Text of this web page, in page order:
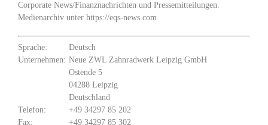
Corporate News/Finanznachrichten und Pressemitteilungen.
Medienarchiv unter https://eqs-news.com
Sprache:
Deutsch
Unternehmen: Neue ZWL Zahnradwerk Leipzig GmbH
Ostende 5
04288 Leipzig
Deutschland
Telefon:
+49 34297 85 202
Fax:
+49 34297 85 302